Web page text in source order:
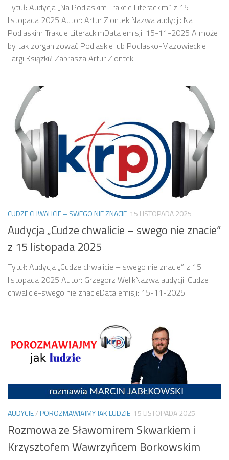
Tytuł: Audycja „Na Podlaskim Trakcie Literackim” z 15
listopada 2025 Autor: Artur Ziontek Nazwa audycji: Na
Podlaskim Trakcie LiterackimData emisji: 15-11-2025 A może
by tak zorganizować Podlaskie lub Podlasko-Mazowieckie
Targi Książki? Zaprasza Artur Ziontek.
CUDZE CHWALICIE – SWEGO NIE ZNACIE 15 LISTOPADA 2025
Audycja „Cudze chwalicie – swego nie znacie”
z 15 listopada 2025
Tytuł: Audycja „Cudze chwalicie – swego nie znacie” z 15
listopada 2025 Autor: Grzegorz WelikNazwa audycji: Cudze
chwalicie-swego nie znacieData emisji: 15-11-2025
AUDYCJE/POROZMAWIAJMY JAK LUDZIE 15 LISTOPADA 2025
Rozmowa ze Sławomirem Skwarkiem i
Krzysztofem Wawrzyńcem Borkowskim